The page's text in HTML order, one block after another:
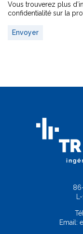
Vous trouverez plus
confidentialité sur la
Envoyer
Email: